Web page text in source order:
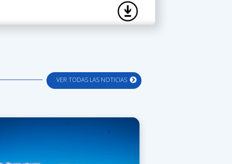
VER TODAS LAS NOTICIAS